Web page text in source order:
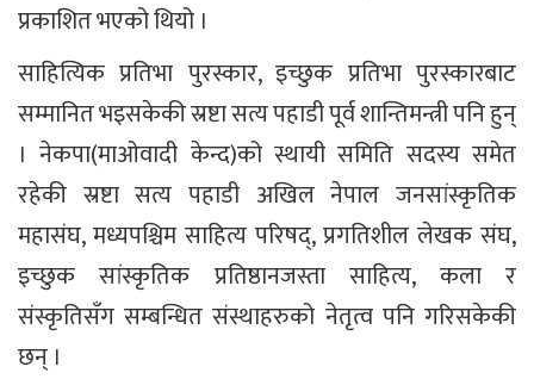
प्रकाशित भएको थियो ।
साहित्यिक प्रतिभा पुरस्कार, इच्छुक प्रतिभा पुरस्कारबाट
सम्मानित भइसकेकी स्रष्टा सत्य पहाडी पूर्व शान्तिमन्त्री पनि हुन्
। नेकपा(माओवादी केन्द)को स्थायी समिति सदस्य समेत
रहेकी स्रष्टा सत्य पहाडी अखिल नेपाल जनसांस्कृतिक
महासंघ, मध्यपश्चिम साहित्य परिषद्, प्रगतिशील लेखक संघ,
इच्छुक सांस्कृतिक प्रतिष्ठानजस्ता साहित्य, कला र
संस्कृतिसँग सम्बन्धित संस्थाहरुको नेतृत्व पनि गरिसकेकी
छन् ।